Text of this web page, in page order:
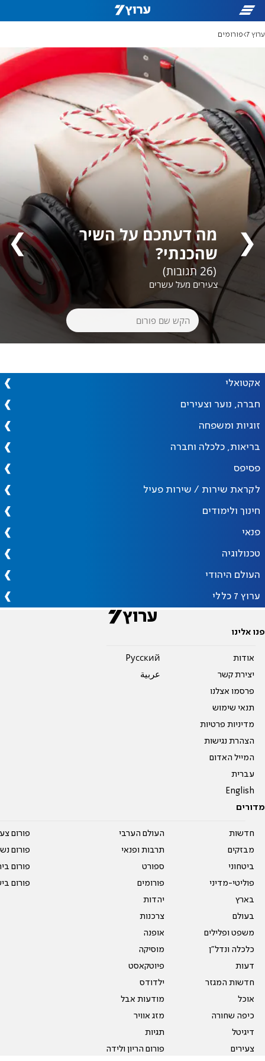
ערוץ 7 פורומים
❯ ❮
מה דעתכם על השיר
שהכנתי?
(26 תגובות)
צעירים מעל עשרים
אקטואלי
חברה, נוער וצעירים
זוגיות ומשפחה
בריאות, כלכלה וחברה
פסיפס
לקראת שירות / שירות פעיל
חינוך ולימודים
פנאי
טכנולוגיה
העולם היהודי
ערוץ 7 כללי
פנו אלינו
אודות
יצירת קשר
פרסמו אצלנו
תנאי שימוש
מדיניות פרטיות
הצהרת נגישות
המייל האדום
עברית
English
Pусский
عربية
מדורים
חדשות
מבזקים
ביטחוני
פוליטי-מדיני
בארץ
בעולם
משפט ופלילים
כלכלה ונדל"ן
דעות
חדשות המגזר
אוכל
כיפה שחורה
דיגיטל
צעירים
העולם הערבי
תרבות ופנאי
ספורט
פורומים
יהדות
צרכנות
אופנה
מוסיקה
פיוטקאסט
ילדודס
מודעות אבל
מזג אוויר
תגיות
פורום הריון ולידה
פורום
פורום
פורום
פורום